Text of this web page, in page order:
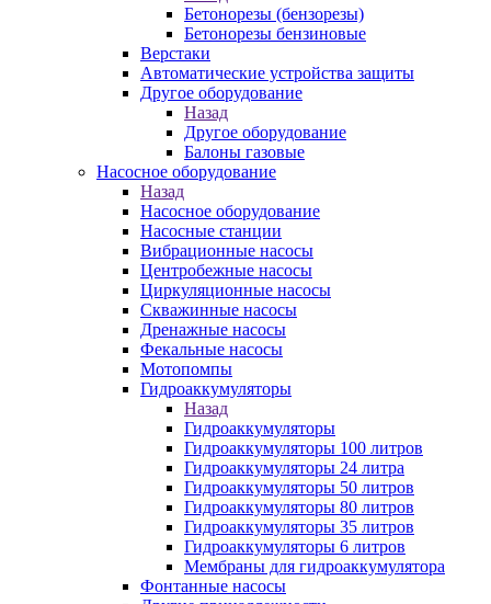
Бетонорезы (бензорезы)
Бетонорезы бензиновые
Верстаки
Автоматические устройства защиты
Другое оборудование
Назад
Другое оборудование
Балоны газовые
Насосное оборудование
Назад
Насосное оборудование
Насосные станции
Вибрационные насосы
Центробежные насосы
Циркуляционные насосы
Скважинные насосы
Дренажные насосы
Фекальные насосы
Мотопомпы
Гидроаккумуляторы
Назад
Гидроаккумуляторы
Гидроаккумуляторы 100 литров
Гидроаккумуляторы 24 литра
Гидроаккумуляторы 50 литров
Гидроаккумуляторы 80 литров
Гидроаккумуляторы 35 литров
Гидроаккумуляторы 6 литров
Мембраны для гидроаккумулятора
Фонтанные насосы